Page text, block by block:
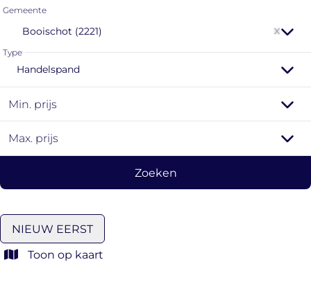
Gemeente
Booischot (2221)
Type
Handelspand
Min. prijs
Max. prijs
Zoeken
Toon op kaart
NIEUW EERST